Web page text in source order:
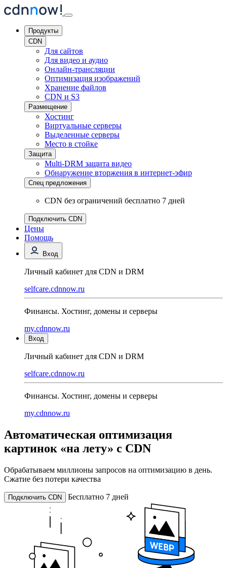
Продукты
CDN
Для сайтов
Для видео и аудио
Онлайн-трансляции
Оптимизация изображений
Хранение файлов
CDN и S3
Размещение
Хостинг
Виртуальные серверы
Выделенные серверы
Место в стойке
Защита
Multi-DRM защита видео
Обнаружение вторжения в интернет-эфир
Спец предложения
CDN без ограничений бесплатно 7 дней
Подключить CDN
Цены
Помощь
Вход
Личный кабинет для CDN и DRM
selfcare.cdnnow.ru
Финансы. Хостинг, домены и серверы
my.cdnnow.ru
Вход
Личный кабинет для CDN и DRM
selfcare.cdnnow.ru
Финансы. Хостинг, домены и серверы
my.cdnnow.ru
Автоматическая оптимизация
картинок «на лету» с CDN
Обрабатываем миллионы запросов на оптимизацию в день.
Сжатие без потери качества
Подключить CDN Бесплатно 7 дней